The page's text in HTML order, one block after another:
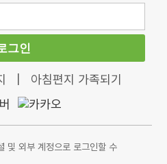
그인
아침편지 가족되기
및 외부 계정으로 로그인할 수